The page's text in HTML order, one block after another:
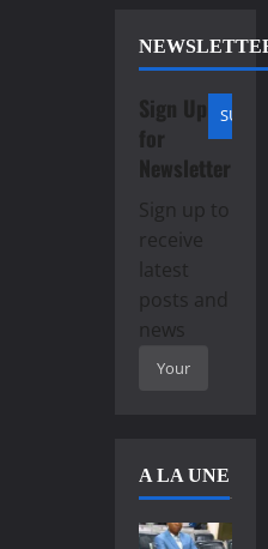
Sign Up
for
Newsletter
Sign up to
receive
latest
posts and
news
A LA UNE